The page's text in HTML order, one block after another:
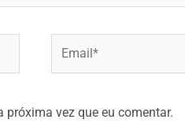
vez que eu comentar.